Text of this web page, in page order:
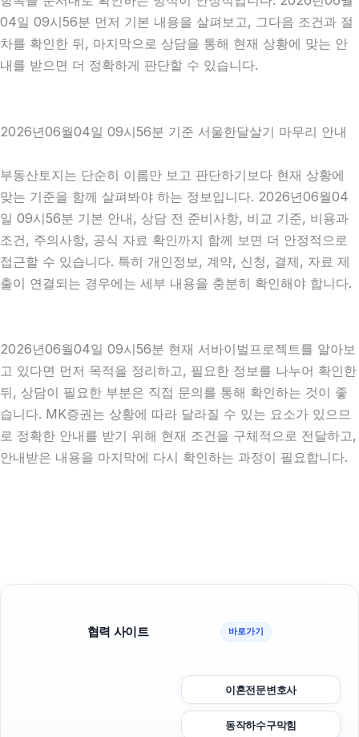
04일 09시56분 먼저 기본 내용을 살펴보고, 그다음 조건과 절
차를 확인한 뒤, 마지막으로 상담을 통해 현재 상황에 맞는 안
내를 받으면 더 정확하게 판단할 수 있습니다.
2026년06월04일 09시56분 기준 서울한달살기 마무리 안내
부동산토지는 단순히 이름만 보고 판단하기보다 현재 상황에
맞는 기준을 함께 살펴봐야 하는 정보입니다. 2026년06월04
일 09시56분 기본 안내, 상담 전 준비사항, 비교 기준, 비용과
조건, 주의사항, 공식 자료 확인까지 함께 보면 더 안정적으로
접근할 수 있습니다. 특히 개인정보, 계약, 신청, 결제, 자료 제
출이 연결되는 경우에는 세부 내용을 충분히 확인해야 합니다.
2026년06월04일 09시56분 현재 서바이벌프로젝트를 알아보
고 있다면 먼저 목적을 정리하고, 필요한 정보를 나누어 확인한
뒤, 상담이 필요한 부분은 직접 문의를 통해 확인하는 것이 좋
습니다. MK증권는 상황에 따라 달라질 수 있는 요소가 있으므
로 정확한 안내를 받기 위해 현재 조건을 구체적으로 전달하고,
안내받은 내용을 마지막에 다시 확인하는 과정이 필요합니다.
협력 사이트 바로가기
이혼전문변호사
동작하수구막힘